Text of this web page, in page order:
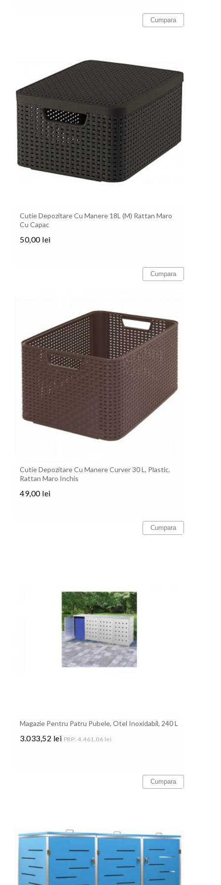
Cumpara
Cutie Depozitare Cu Manere 18L (M) Rattan Maro
Cu Capac
50,00 lei
Cumpara
Cutie Depozitare Cu Manere Curver 30 L, Plastic,
Rattan Maro Inchis
49,00 lei
Cumpara
Magazie Pentru Patru Pubele, Otel Inoxidabil, 240 L
3.033,52 lei PRP: 4.461,06 lei
Cumpara